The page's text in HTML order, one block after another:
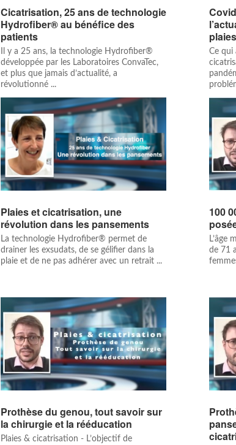
Cicatrisation, 25 ans de technologie
Hydrofiber® au bénéfice des
patients
Il y a 25 ans, la technologie Hydrofiber®
développée par les Laboratoires ConvaTec,
et plus que jamais d’actualité, a
révolutionné ...
plaies
Ce qui
Plaies et cicatrisation, une
révolution dans les pansements
La technologie Hydrofiber® permet de
drainer les exsudats, de se gélifier dans la
plaie et de ne pas adhérer avec un retrait ...
100
L’âge
de 71
Prothèse du genou, tout savoir sur
la chirurgie et la rééducation
Plaies & cicatrisation - L’objectif de